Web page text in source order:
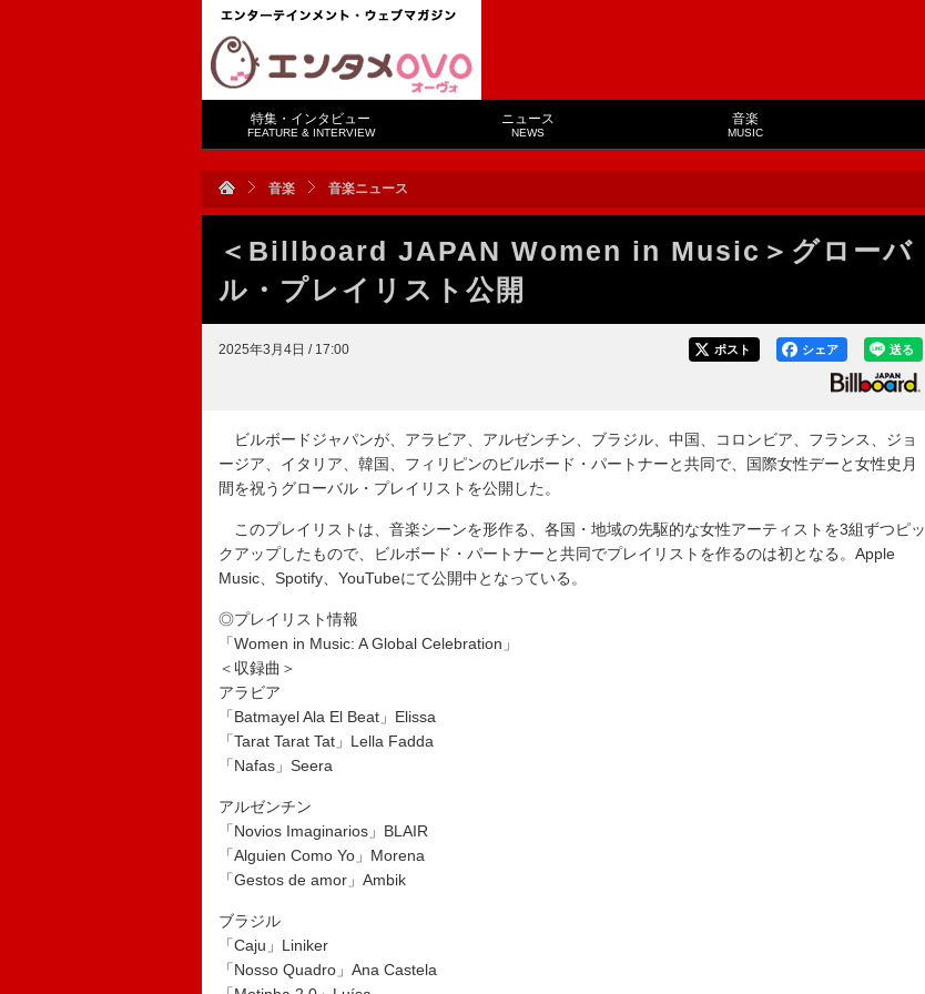
特集・インタビュー
FEATURE & INTERVIEW
ニュース
NEWS
音楽
MUSIC
音楽 音楽ニュース
＜Billboard JAPAN Women in Music＞グローバ
ル・プレイリスト公開
2025年3月4日 / 17:00 送る
シェア
ポスト
ビルボードジャパンが、アラビア、アルゼンチン、ブラジル、中国、コロンビア、フランス、ジョ
ージア、イタリア、韓国、フィリピンのビルボード・パートナーと共同で、国際女性デーと女性史月
間を祝うグローバル・プレイリストを公開した。
このプレイリストは、音楽シーンを形作る、各国・地域の先駆的な女性アーティストを3組ずつピッ
クアップしたもので、ビルボード・パートナーと共同でプレイリストを作るのは初となる。Apple
Music、Spotify、YouTubeにて公開中となっている。
◎プレイリスト情報
「Women in Music: A Global Celebration」
＜収録曲＞
アラビア
「Batmayel Ala El Beat」Elissa
「Tarat Tarat Tat」Lella Fadda
「Nafas」Seera
アルゼンチン
「Novios Imaginarios」BLAIR
「Alguien Como Yo」Morena
「Gestos de amor」Ambik
ブラジル
「Caju」Liniker
「Nosso Quadro」Ana Castela